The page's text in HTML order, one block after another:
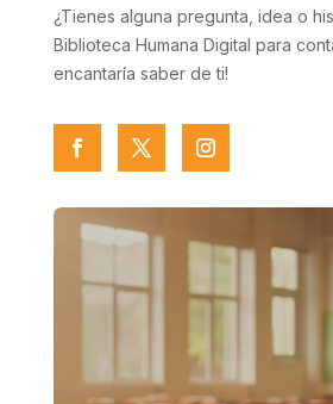
¿Tienes alguna pregunta, idea o
Biblioteca Humana Digital para
encantaría saber de ti!